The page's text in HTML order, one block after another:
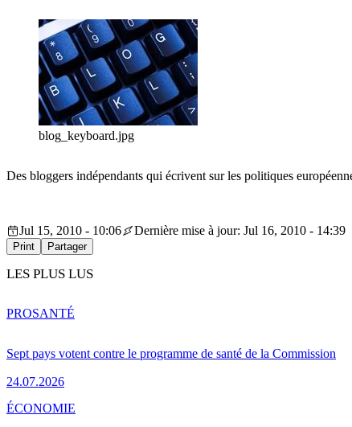
blog_keyboard.jpg
Des bloggers indépendants qui écrivent sur les politiques
Jul 15, 2010 - 10:06 Dernière mise à jour: Jul 16, 2010 - 14:39
Print Partager
LES PLUS LUS
Sept pays votent contre le programme de santé de la Commission
24.07.2026
PROSANTÉ
ÉCONOMIE